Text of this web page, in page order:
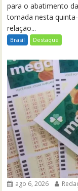
para o abatimento
tomada nesta
relação...
Brasil Destaque
ago 6, 2026